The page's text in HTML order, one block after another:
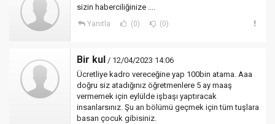
sizin haberciliğinize ....
Yanıtla (0) (0)
Bir kul / 12/04/2023 14:06
Ücretliye kadro vereceğine yap 100bin atama. Aaa
doğru siz atadığınız öğretmenlere 5 ay maaş
vermemek için eylülde işbaşı yaptıracak
insanlarsınız. Şu an bölümü geçmek için tüm tuşlara
basan çocuk gibisiniz.